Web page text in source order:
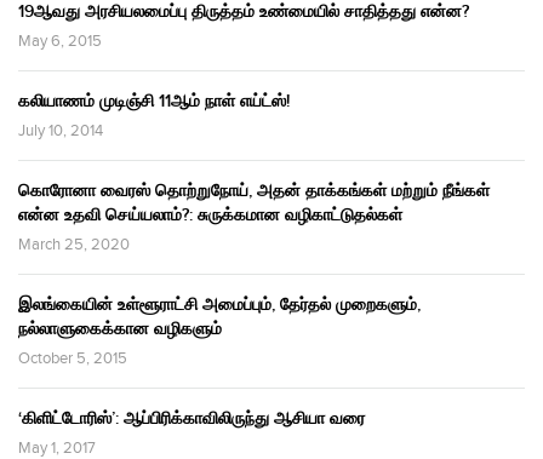
19ஆவது அரசியலமைப்பு திருத்தம் உண்மையில் சாதித்தது என்ன?
May 6, 2015
கலியாணம் முடிஞ்சி 11ஆம் நாள் எய்ட்ஸ்!
July 10, 2014
கொரோனா வைரஸ் தொற்றுநோய், அதன் தாக்கங்கள் மற்றும் நீங்கள்
என்ன உதவி செய்யலாம்?: சுருக்கமான வழிகாட்டுதல்கள்
March 25, 2020
இலங்கையின் உள்ளூராட்சி அமைப்பும், தேர்தல் முறைகளும்,
நல்லாளுகைக்கான வழிகளும்
October 5, 2015
‘கிளிட்டோரிஸ்’: ஆப்பிரிக்காவிலிருந்து ஆசியா வரை
May 1, 2017